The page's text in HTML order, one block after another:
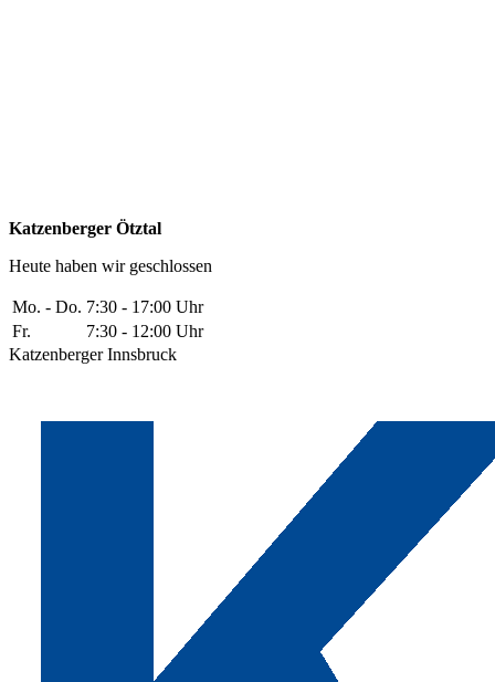
Katzenberger Ötztal
Heute haben wir geschlossen
Mo. - Do. 7:30 - 17:00 Uhr
Fr.
7:30 - 12:00 Uhr
Katzenberger Innsbruck